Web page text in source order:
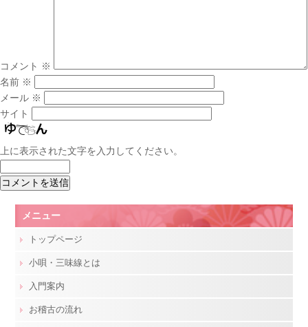
コメント ※
名前 ※
メール ※
サイト
上に表示された文字を入力してください。
メニュー
トップページ
小唄・三味線とは
入門案内
お稽古の流れ